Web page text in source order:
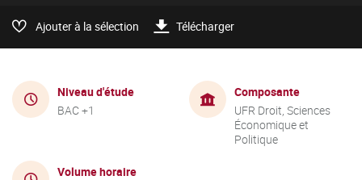
Ajouter à la sélection Télécharger
Niveau d'étude
BAC +1
Composante
UFR Droit, Sciences
Économique et
Politique
Volume horaire